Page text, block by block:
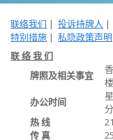
联络我们 | 投诉持牌人 |
特别措施 | 私隐政策声明
联 络 我 们
牌照及相关事宜
办公时间
分
热 线
传 真